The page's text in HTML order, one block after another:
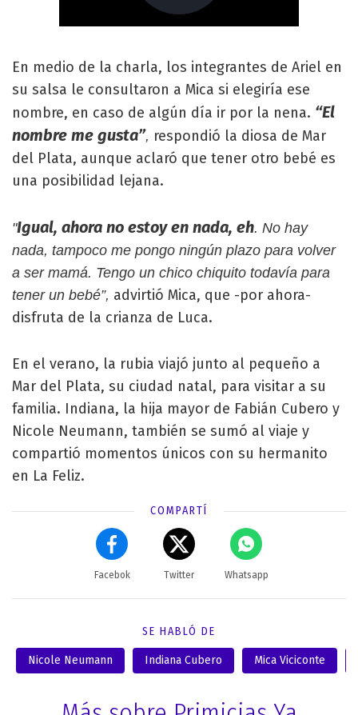
En medio de la charla, los integrantes de Ariel en
su salsa le consultaron a Mica si elegiría ese
nombre, en caso de algún día ir por la nena. “El
nombre me gusta”, respondió la diosa de Mar
del Plata, aunque aclaró que tener otro bebé es
una posibilidad lejana.
"Igual, ahora no estoy en nada, eh. No hay
nada, tampoco me pongo ningún plazo para volver
a ser mamá. Tengo un chico chiquito todavía para
tener un bebé”, advirtió Mica, que -por ahora-
disfruta de la crianza de Luca.
En el verano, la rubia viajó junto al pequeño a
Mar del Plata, su ciudad natal, para visitar a su
familia. Indiana, la hija mayor de Fabián Cubero y
Nicole Neumann, también se sumó al viaje y
compartió momentos únicos con su hermanito
en La Feliz.
COMPARTÍ
Facebok Twitter Whatsapp
SE HABLÓ DE
Nicole Neumann Indiana Cubero Mica Viciconte